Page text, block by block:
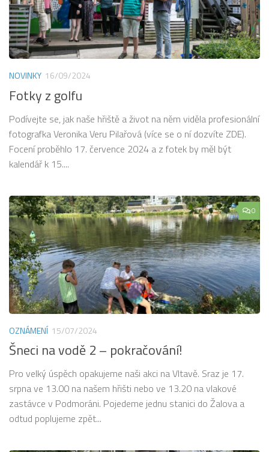
NOVINKY 16/09/2024
Fotky z golfu
Podívejte se, jak naše hřiště a život na něm viděla profesionální
fotografka Veronika Veru Pilařová (více se o ní dozvíte ZDE).
Focení proběhlo 17. července 2024 a z fotek by měl být
kalendář k 15....
0
OZNÁMENÍ 15/07/2024
Šneci na vodě 2 – pokračování!
Pro velký úspěch opakujeme naši akci na Vltavě. Sraz je 17.
srpna ve 13.00 na našem hřišti nebo ve 13.20 na vlakové
zastávce v Podmoráni. Pojedeme jednu stanici do Žalova a
odtud poplujeme zpět...